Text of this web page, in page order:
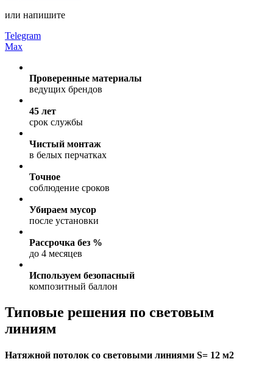
или напишите
Telegram
Max
Проверенные материалы
ведущих брендов
45 лет
срок службы
Чистый монтаж
в белых перчатках
Точное
соблюдение сроков
Убираем мусор
после установки
Рассрочка без %
до 4 месяцев
Используем безопасный
композитный баллон
Типовые решения по световым
линиям
Натяжной потолок со световыми линиями S= 12 м2